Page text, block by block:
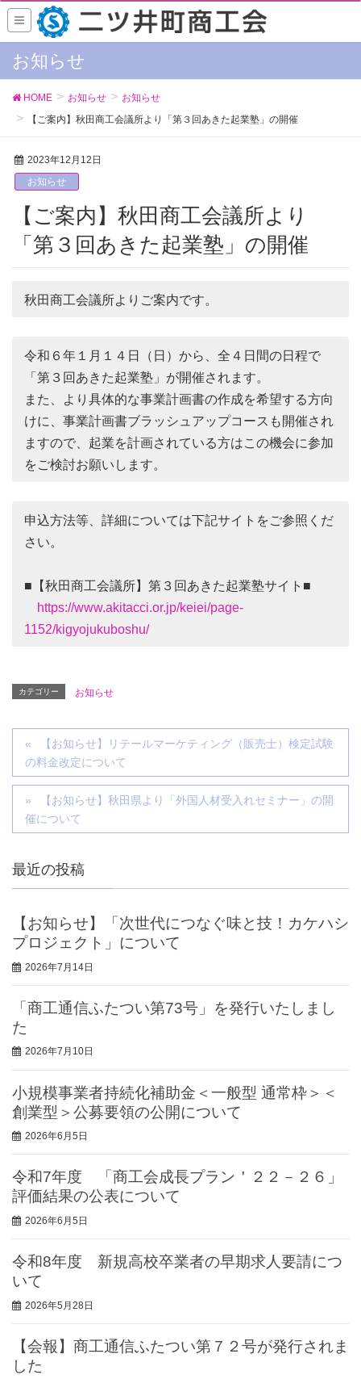
お知らせ
HOME お知らせ
お知らせ
【ご案内】秋田商工会議所より「第３回あきた起業塾」の開催
2023年12月12日
お知らせ
【ご案内】秋田商工会議所より
「第３回あきた起業塾」の開催
秋田商工会議所よりご案内です。
令和６年１月１４日（日）から、全４日間の日程で
「第３回あきた起業塾」が開催されます。
また、より具体的な事業計画書の作成を希望する方向
けに、事業計画書ブラッシュアップコースも開催され
ますので、起業を計画されている方はこの機会に参加
をご検討お願いします。
申込方法等、詳細については下記サイトをご参照くだ
さい。
■【秋田商工会議所】第３回あきた起業塾サイト■
https://www.akitacci.or.jp/keiei/page-
1152/kigyojukuboshu/
カテゴリー お知らせ
【お知らせ】リテールマーケティング（販売士）検定試験
の料金改定について
【お知らせ】秋田県より「外国人材受入れセミナー」の開
催について
最近の投稿
【お知らせ】「次世代につなぐ味と技！カケハシ
プロジェクト」について
2026年7月14日
「商工通信ふたつい第73号」を発行いたしまし
た
2026年7月10日
小規模事業者持続化補助金＜一般型 通常枠＞＜
創業型＞公募要領の公開について
2026年6月5日
令和7年度 「商工会成長プラン＇２２－２６」
評価結果の公表について
2026年6月5日
令和8年度 新規高校卒業者の早期求人要請につ
いて
2026年5月28日
【会報】商工通信ふたつい第７２号が発行されま
した